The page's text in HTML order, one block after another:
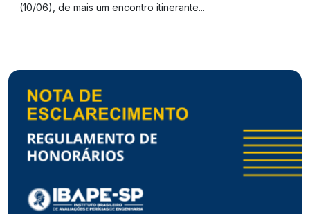
(10/06), de mais um encontro itinerante...